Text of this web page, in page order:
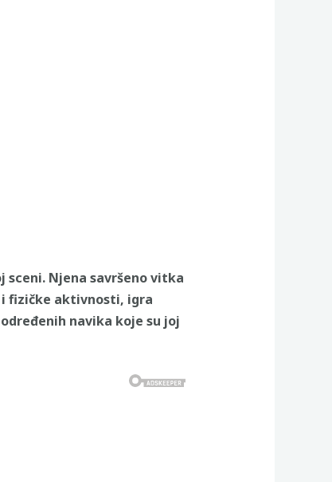
Njena savršeno vitka
fizičke aktivnosti, igra
navika koje su joj